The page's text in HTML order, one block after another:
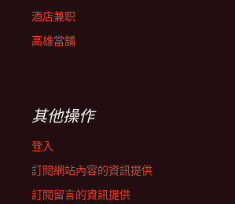
酒店兼职
高雄當舖
其他操作
登入
訂閱網站內容的資訊提供
訂閱留言的資訊提供